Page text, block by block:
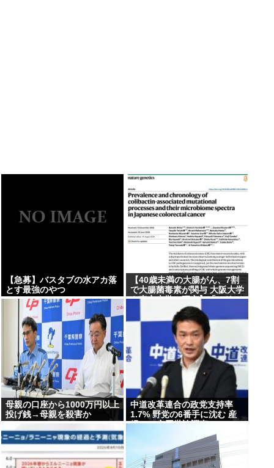
【急募】バスタブの水アカ落
とす最強のやつ
【40歳未満の大腸がん、7割
で大腸菌毒素が関与 大阪大学
や東京大学の研究】「コリバ
クチン」と呼ばれる毒素、
1965年以降に生まれた世代で
高い頻度で認められた、除菌
などによる予防法の開発を目
指す
母親の口座から1000万円以上
投げ銭→母親を殺害か
中道改革連合の政党支持率
1.7% 野党の6番手に沈む 産
経FNN合同世論調査